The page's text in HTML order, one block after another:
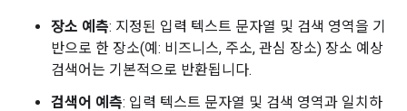
장소 예측: 지정된 입력 텍스트 문자열 및 검색 영역을 기
반으로 한 장소(예: 비즈니스, 주소, 관심 장소) 장소 예상
검색어는 기본적으로 반환됩니다.
검색어 예측: 입력 텍스트 문자열 및 검색 영역과 일치하